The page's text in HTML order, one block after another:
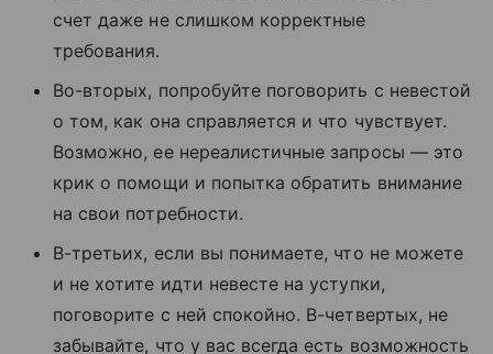
счет даже не слишком корректные
требования.
Во-вторых, попробуйте поговорить с невестой
о том, как она справляется и что чувствует.
Возможно, ее нереалистичные запросы — это
крик о помощи и попытка обратить внимание
на свои потребности.
В-третьих, если вы понимаете, что не можете
и не хотите идти невесте на уступки,
поговорите с ней спокойно. В-четвертых, не
забывайте, что у вас всегда есть возможность